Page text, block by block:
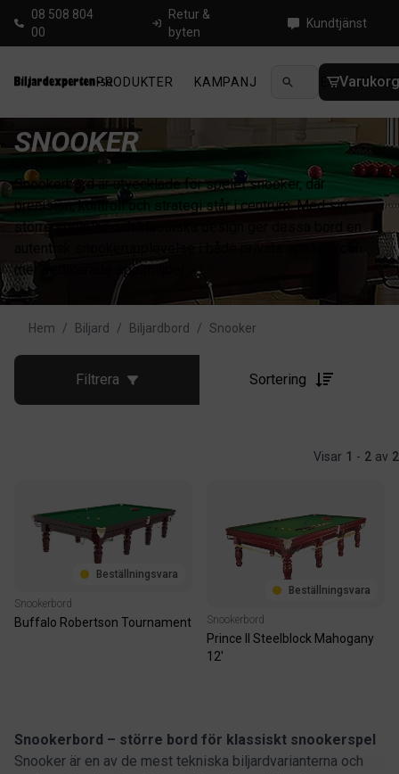
08 508 804
00
Retur &
byten
Kundtjänst
PRODUKTER KAMPANJ NYHETER
SNOOKER
Snookerbord är utvecklade för spelet snooker, där
precision, kontroll och strategi står i centrum. Med sin
större spelplan och klassiska design ger dessa bord en
autentisk snookerupplevelse i både privata spelrum och
mer dedikerade spelmiljöer.
Hem / Biljard / Biljardbord / Snooker
Filtrera Sortering
Visar 1 - 2 av 2
Beställningsvara
Snookerbord
Buffalo Robertson Tournament
Beställningsvara
Snookerbord
Prince II Steelblock Mahogany
12'
Snookerbord – större bord för klassiskt snookerspel
Snooker är en av de mest tekniska biljardvarianterna och